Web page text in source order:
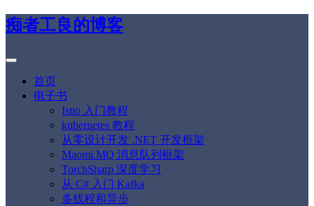
痴者工良的博客
首页
电子书
Istio 入门教程
kubernetes 教程
从零设计开发 .NET 开发框架
Maomi.MQ 消息队列框架
TorchSharp 深度学习
从 C# 入门 Kafka
多线程和异步